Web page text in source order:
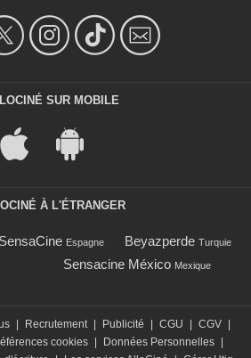
SUR MOBILE
À L'ÉTRANGER
SensaCine Espagne Beyazperde Turquie
Sensacine México Mexique
Recrutement Publicité CGU CGV
cookies Données Personnelles